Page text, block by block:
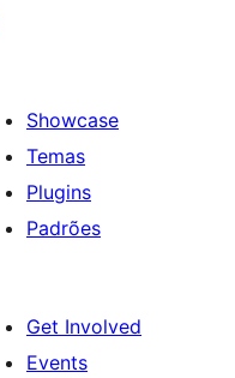
Showcase
Temas
Plugins
Padrões
Get Involved
Events